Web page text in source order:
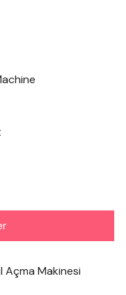
Açma Makinesi